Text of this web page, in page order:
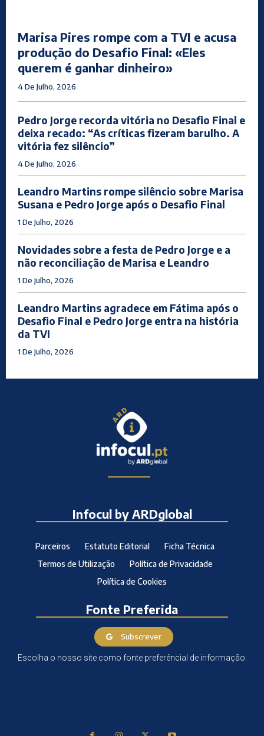
Marisa Pires rompe com a TVI e acusa
produção do Desafio Final: «Eles
querem é ganhar dinheiro»
4 De Julho, 2026
Pedro Jorge recorda vitória no Desafio Final e
deixa recado: “As críticas fizeram barulho. A
vitória fez silêncio”
4 De Julho, 2026
Leandro Martins rompe silêncio sobre Marisa
Susana e Pedro Jorge após o Desafio Final
1 De Julho, 2026
Novidades sobre a festa de Pedro Jorge e a
não reconciliação de Marisa e Leandro
1 De Julho, 2026
Leandro Martins agradece em Fátima após o
Desafio Final e Pedro Jorge entra na história
da TVI
1 De Julho, 2026
Infocul by ARDglobal
Parceiros Estatuto Editorial
Ficha Técnica
Termos de Utilização
Política de Privacidade
Política de Cookies
Fonte Preferida
Subscrever
Escolha o nosso site como fonte preferêncial de informação.